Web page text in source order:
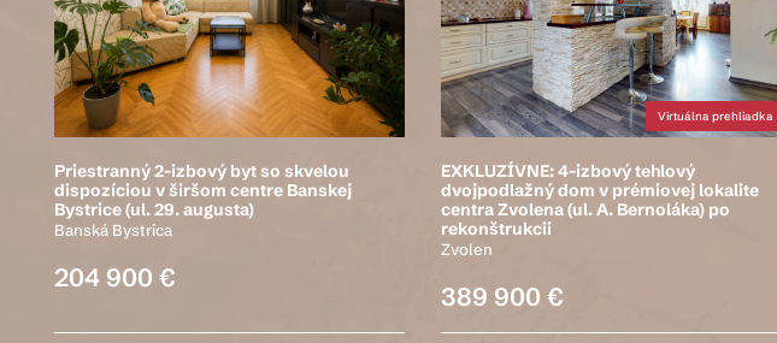
Priestranný 2-izbový byt so skvelou
dispozíciou v širšom centre Banskej
Bystrice (ul. 29. augusta)
Banská Bystrica
204 900 €
Virtuálna prehliadka
EXKLUZÍVNE: 4-izbový tehlový
dvojpodlažný dom v prémiovej lokalite
centra Zvolena (ul. A. Bernoláka) po
rekonštrukcii
Zvolen
389 900 €